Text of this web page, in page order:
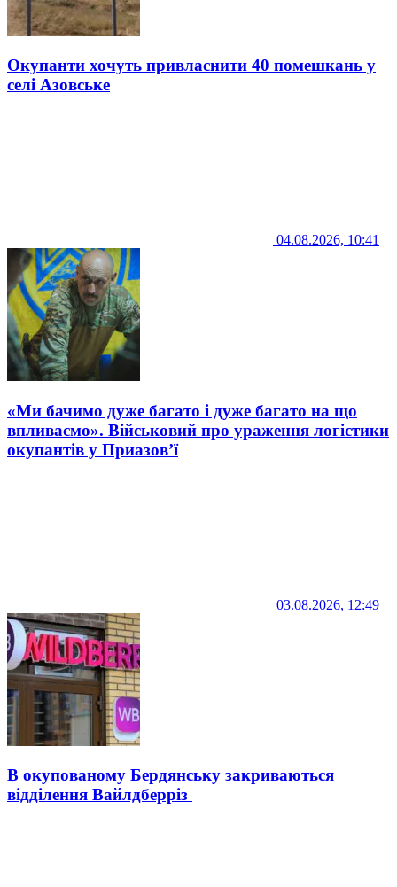
Окупанти хочуть привласнити 40 помешкань у
селі Азовське
04.08.2026, 10:41
«Ми бачимо дуже багато і дуже багато на що
впливаємо». Військовий про ураження логістики
окупантів у Приазов’ї
03.08.2026, 12:49
В окупованому Бердянську закриваються
відділення Вайлдберріз